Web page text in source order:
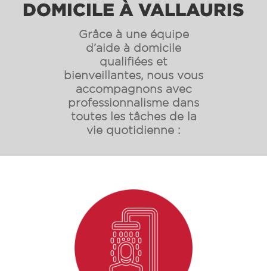
DOMICILE À VALLAURIS
Grâce à une équipe
d’aide à domicile
qualifiées et
bienveillantes, nous vous
accompagnons avec
professionnalisme dans
toutes les tâches de la
vie quotidienne :